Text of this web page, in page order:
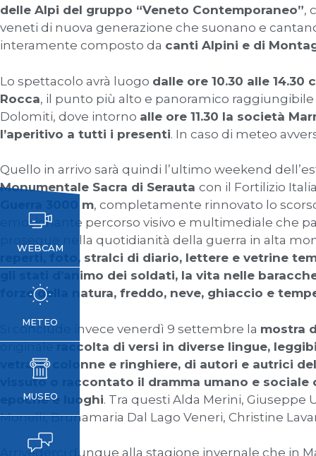
delle Alpi del gruppo “Veneto Contemporaneo”,
veneti di nuova generazione che suonano e
interamente composto da canti Alpini e di
Lo spettacolo avrà luogo dalle ore 10.30 alle
Rocca, il punto più alto e panoramico
Dolomiti, dove intorno alle ore 11.30 la società
l’aperitivo a tutti i presenti. In caso di meteo
Quello in arrivo sarà quindi l’ultimo weekend
Monumentale Sacra di Serauta con il Fortilizio
Guerra 3000 m, completamente rinnovato lo
emozionante percorso visivo e multimediale che
prosegue nella quotidianità della guerra in alta
reperti, foto, stralci di diario, lettere e vetrine
gli stati d’animo dei soldati, la vita nelle
forze della natura, freddo, neve, ghiaccio e
Si conclude invece venerdì 9 settembre la mostra
originaleraccolta di versi in diverse lingue,
vetrate, colonne e ringhiere, di autori e autrici
vissuto o raccontato il dramma umano e
epoche e luoghi. Tra questi Alda Merini, Giuseppe
Monelli, Brunamaria Dal Lago Veneri, Christine
Arrivederci dunque alla stagione invernale che in
WEBCAM
METEO
MUSEO